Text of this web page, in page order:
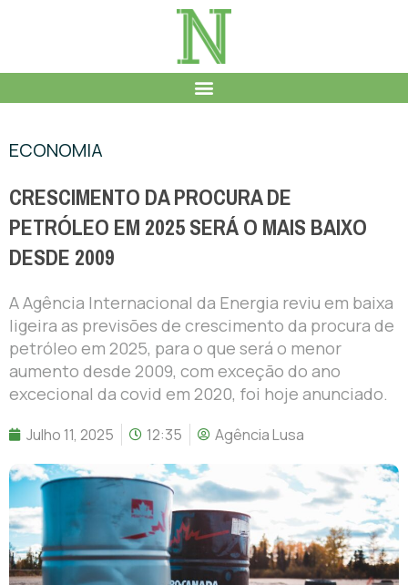
ECONOMIA
CRESCIMENTO DA PROCURA DE
PETRÓLEO EM 2025 SERÁ O MAIS BAIXO
DESDE 2009
A Agência Internacional da Energia reviu em baixa
ligeira as previsões de crescimento da procura de
petróleo em 2025, para o que será o menor
aumento desde 2009, com exceção do ano
excecional da covid em 2020, foi hoje anunciado.
Julho 11, 2025 12:35 Agência Lusa